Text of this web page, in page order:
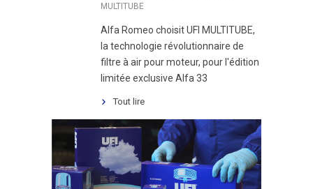
MULTITUBE
Alfa Romeo choisit UFI MULTITUBE,
la technologie révolutionnaire de
filtre à air pour moteur, pour l'édition
limitée exclusive Alfa 33
Tout lire